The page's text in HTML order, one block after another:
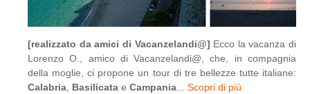
[realizzato da amici di Vacanzelandi@] Ecco la vacanza di
Lorenzo O., amico di Vacanzelandi@, che, in compagnia
della moglie, ci propone un tour di tre bellezze tutte italiane:
Calabria, Basilicata e Campania... Scopri di più